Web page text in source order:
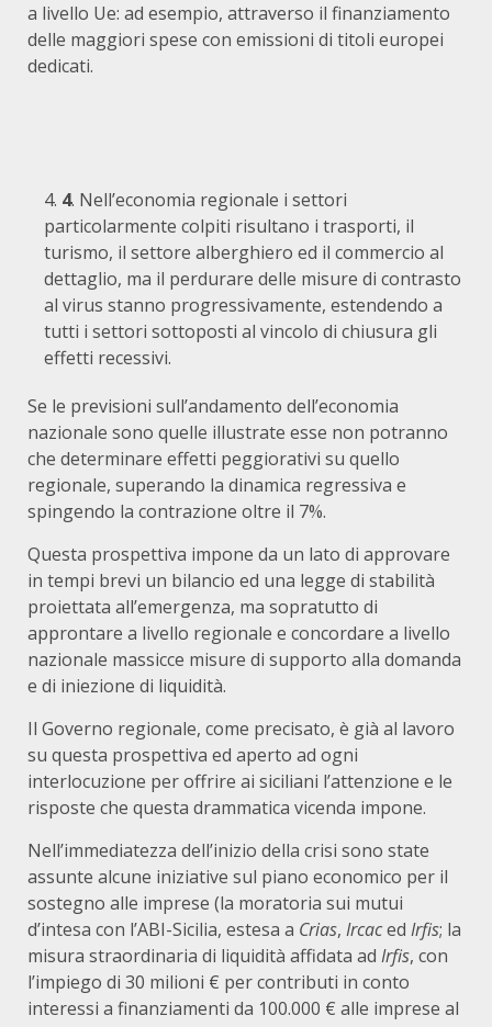
a livello Ue: ad esempio, attraverso il finanziamento
delle maggiori spese con emissioni di titoli europei
dedicati.
4. Nell’economia regionale i settori
particolarmente colpiti risultano i trasporti, il
turismo, il settore alberghiero ed il commercio al
dettaglio, ma il perdurare delle misure di contrasto
al virus stanno progressivamente, estendendo a
tutti i settori sottoposti al vincolo di chiusura gli
effetti recessivi.
Se le previsioni sull’andamento dell’economia
nazionale sono quelle illustrate esse non potranno
che determinare effetti peggiorativi su quello
regionale, superando la dinamica regressiva e
spingendo la contrazione oltre il 7%.
Questa prospettiva impone da un lato di approvare
in tempi brevi un bilancio ed una legge di stabilità
proiettata all’emergenza, ma sopratutto di
approntare a livello regionale e concordare a livello
nazionale massicce misure di supporto alla domanda
e di iniezione di liquidità.
Il Governo regionale, come precisato, è già al lavoro
su questa prospettiva ed aperto ad ogni
interlocuzione per offrire ai siciliani l’attenzione e le
risposte che questa drammatica vicenda impone.
Nell’immediatezza dell’inizio della crisi sono state
assunte alcune iniziative sul piano economico per il
sostegno alle imprese (la moratoria sui mutui
d’intesa con l’ABI-Sicilia, estesa a Crias, Ircaced Irfis; la
misura straordinaria di liquidità affidata ad Irfis, con
l’impiego di 30 milioni € per contributi in conto
interessi a finanziamenti da 100.000 € alle imprese al